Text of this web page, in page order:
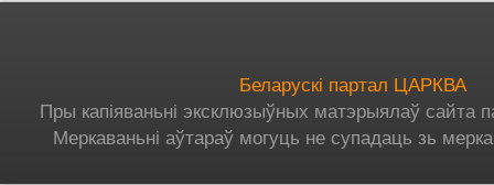
Беларускі партал ЦАРКВА
Пры капіяваньні эксклюзыўных матэрыялаў сайта
Меркаваньні аўтараў могуць не супадаць зь